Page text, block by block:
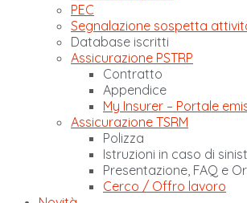
PEC
Segnalazione sospetta
Database iscritti
Assicurazione PSTRP
Contratto
Appendice
My Insurer – Portale
Assicurazione TSRM
Polizza
Istruzioni in caso di
Presentazione, FAQ e
Cerco / Offro lavoro